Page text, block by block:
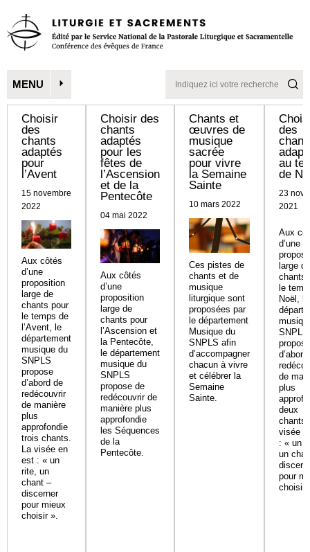
MENU
Choisir
des
chants
adaptés
pour
l’Avent
15 novembre
2022
Aux côtés
d’une
proposition
large de
chants pour
le temps de
l’Avent, le
département
musique du
SNPLS
propose
d’abord de
redécouvrir
de manière
plus
approfondie
trois chants.
La visée en
est : « un
rite, un
chant –
discerner
pour mieux
choisir ».
Choisir des
chants
adaptés
pour les
fêtes de
l’Ascension
et de la
Pentecôte
04 mai 2022
Aux côtés
d’une
proposition
large de
chants pour
l’Ascension et
la Pentecôte,
le département
musique du
SNPLS
propose de
redécouvrir de
manière plus
approfondie
les Séquences
de la
Pentecôte.
Chants et
œuvres de
musique
sacrée
pour vivre
la Semaine
Sainte
10 mars 2022
Ces pistes de
chants et de
musique
liturgique sont
proposées par
le département
Musique du
SNPLS afin
d’accompagner
chacun à vivre
et célébrer la
Semaine
Sainte.
des
au
de
23
2021
Aux
d’une
large de
chants
le
Noël, le
SNPLS
propose
de
plus
deux
visée
: « un
un
pour
choisir